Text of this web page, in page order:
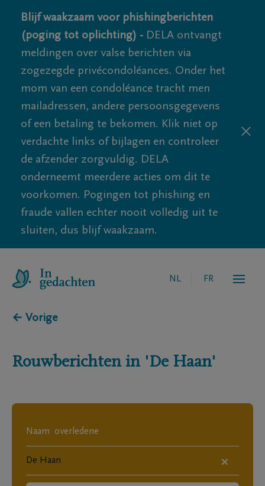
Blijf waakzaam voor phishingberichten
(poging tot oplichting) - DELA ontvangt
meldingen over valse berichten via
zogezegde privécondoléances. Onder het
mom van een condoléance tracht men
mailadressen, andere persoonsgegevens
of een betaling te bekomen. Klik niet op
verdachte links of bijlagen en controleer
de afzender zorgvuldig. DELA
onderneemt meerdere acties om dit te
voorkomen. Pogingen tot phishing en
fraude vallen echter nooit volledig uit te
sluiten, dus blijf waakzaam.
NL FR
← Vorige
Rouwberichten in 'De Haan'
×